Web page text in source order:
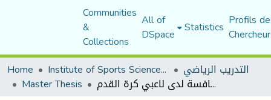
Communities
&
Collections
All of
DSpace Statistics Profils
Home
Institute of Sports Sciences and Techniques التدريب الرياضي
Master Thesis فرط التدريب وتأثيره على أداء المنافسة لدى لاعبي كرة القدم